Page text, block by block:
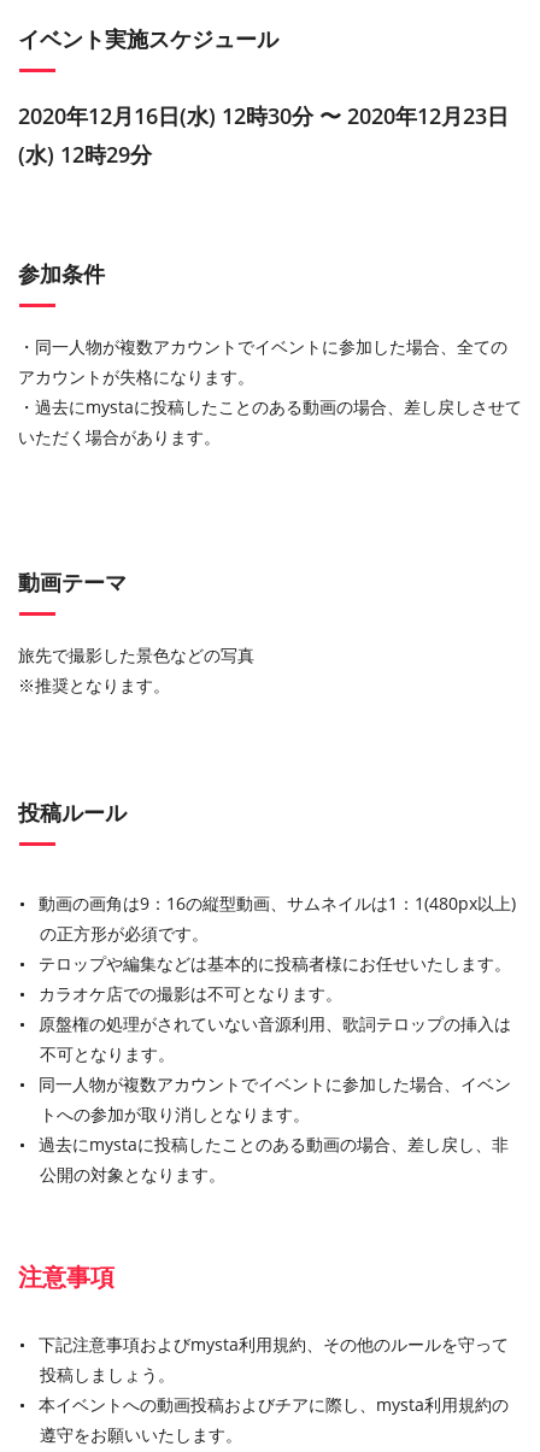
イベント実施スケジュール
2020年12月16日(水) 12時30分 〜 2020年12月23日
(水) 12時29分
参加条件
・同一人物が複数アカウントでイベントに参加した場合、全ての
アカウントが失格になります。
・過去にmystaに投稿したことのある動画の場合、差し戻しさせて
いただく場合があります。
動画テーマ
旅先で撮影した景色などの写真
※推奨となります。
投稿ルール
動画の画角は9：16の縦型動画、サムネイルは1：1(480px以上)
の正方形が必須です。
テロップや編集などは基本的に投稿者様にお任せいたします。
カラオケ店での撮影は不可となります。
原盤権の処理がされていない音源利用、歌詞テロップの挿入は
不可となります。
同一人物が複数アカウントでイベントに参加した場合、イベン
トへの参加が取り消しとなります。
過去にmystaに投稿したことのある動画の場合、差し戻し、非
公開の対象となります。
注意事項
下記注意事項およびmysta利用規約、その他のルールを守って
投稿しましょう。
本イベントへの動画投稿およびチアに際し、mysta利用規約の
遵守をお願いいたします。